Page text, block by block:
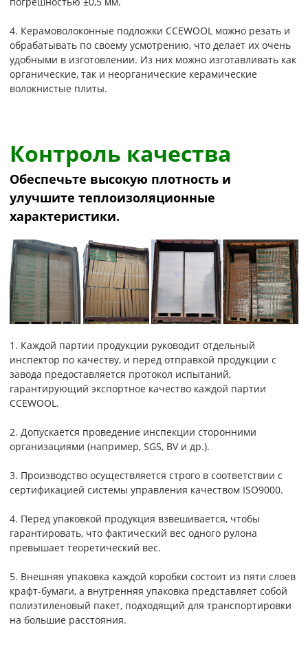
4. Керамоволоконные подложки CCEWOOL можно резать и
обрабатывать по своему усмотрению, что делает их очень
удобными в изготовлении. Из них можно изготавливать как
органические, так и неорганические керамические
волокнистые плиты.
Контроль качества
Обеспечьте высокую плотность и
улучшите теплоизоляционные
характеристики.
1. Каждой партии продукции руководит отдельный
инспектор по качеству, и перед отправкой продукции с
завода предоставляется протокол испытаний,
гарантирующий экспортное качество каждой партии
CCEWOOL.
2. Допускается проведение инспекции сторонними
организациями (например, SGS, BV и др.).
3. Производство осуществляется строго в соответствии с
сертификацией системы управления качеством ISO9000.
4. Перед упаковкой продукция взвешивается, чтобы
гарантировать, что фактический вес одного рулона
превышает теоретический вес.
5. Внешняя упаковка каждой коробки состоит из пяти слоев
крафт-бумаги, а внутренняя упаковка представляет собой
полиэтиленовый пакет, подходящий для транспортировки
на большие расстояния.